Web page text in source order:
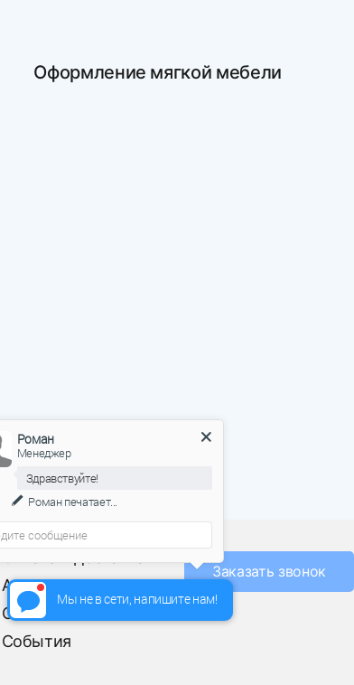
Оформление мягкой мебели
О фабрике
Акции
Отзывы
События
Заказать звонок
Мы не в сети, напишите нам!
Роман
Менеджер
Здравствуйте!
Романпечатает...